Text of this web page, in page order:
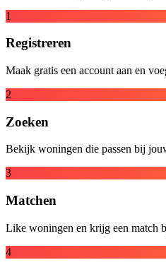
1
Registreren
Maak gratis een account aan en
2
Zoeken
Bekijk woningen die passen bij
3
Matchen
Like woningen en krijg een match
4